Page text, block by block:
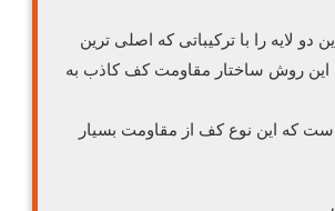
لایه را با ترکیباتی که اصلی ترین
روش ساختار مقاومت کف کاذب به
که این نوع کف از مقاومت بسیار